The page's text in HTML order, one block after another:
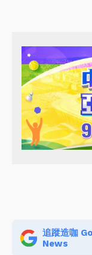
追蹤造咖
News